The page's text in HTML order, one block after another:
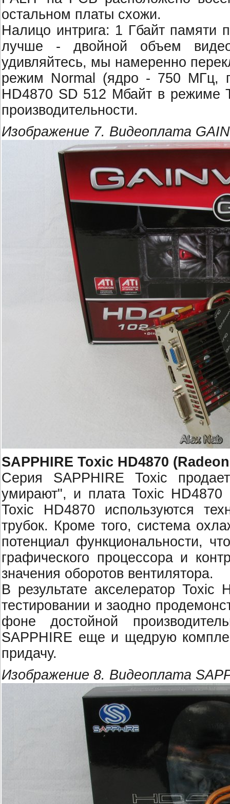
остальном платы схожи.
Налицо интрига: 1 Гбайт памяти
лучше - двойной объем
удивляйтесь, мы намеренно
режим Normal (ядро - 750 МГц,
HD4870 SD 512 Мбайт в режиме
производительности.
Изображение 7. Видеоплата
SAPPHIRE Toxic HD4870
Серия SAPPHIRE Toxic
умирают", и плата Toxic HD4870
Toxic HD4870 используются
трубок. Кроме того, система
потенциал функциональности,
графического процессора и
значения оборотов вентилятора.
В результате акселератор
тестировании и заодно
фоне достойной
SAPPHIRE еще и щедрую
придачу.
Изображение 8. Видеоплата